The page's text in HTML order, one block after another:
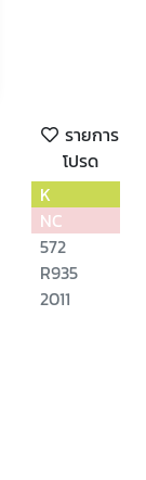
รายการ
โปรด
K
NC
572
R935
2011